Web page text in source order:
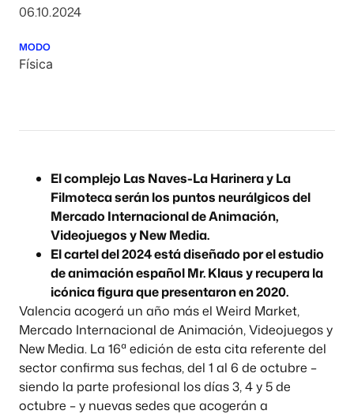
06.10.2024
MODO
Física
El complejo Las Naves-La Harinera y La
Filmoteca serán los puntos neurálgicos del
Mercado Internacional de Animación,
Videojuegos y New Media.
El cartel del 2024 está diseñado por el estudio
de animación español Mr. Klaus y recupera la
icónica figura que presentaron en 2020.
Valencia acogerá un año más el Weird Market,
Mercado Internacional de Animación, Videojuegos y
New Media. La 16ª edición de esta cita referente del
sector confirma sus fechas, del 1 al 6 de octubre –
siendo la parte profesional los días 3, 4 y 5 de
octubre – y nuevas sedes que acogerán a